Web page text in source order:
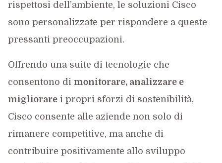
rispettosi dell’ambiente, le soluzioni Cisco
sono personalizzate per rispondere a queste
pressanti preoccupazioni.
Offrendo una suite di tecnologie che
consentono di monitorare, analizzare e
migliorarei propri sforzi di sostenibilità,
Cisco consente alle aziende non solo di
rimanere competitive, ma anche di
contribuire positivamente allo sviluppo